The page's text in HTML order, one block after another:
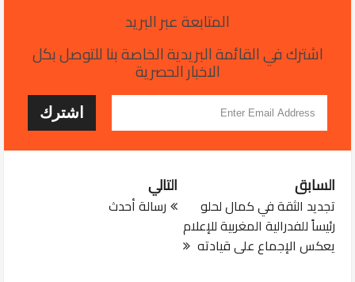
المتابعة عبر البريد
اشترك في القائمة البريدية الخاصة بنا للتوصل بكل
الاخبار الحصرية
التالي
رسالة أحدث
السابق
تجديد الثقة في كمال لحلو
رئيساً للفدرالية المغربية للإعلام
يعكس الإجماع على قيادته